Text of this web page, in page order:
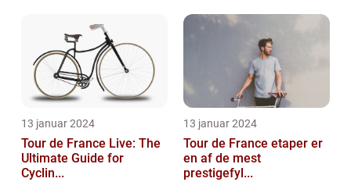
13 januar 2024
Tour de France Live: The
Ultimate Guide for
Cyclin...
13 januar 2024
Tour de France etaper er
en af de mest
prestigefyl...